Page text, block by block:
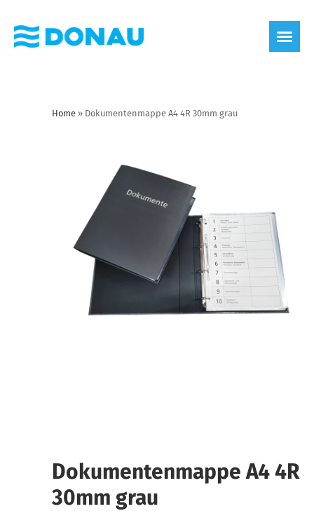
Home » Dokumentenmappe A4 4R 30mm grau
Dokumentenmappe A4 4R
30mm grau